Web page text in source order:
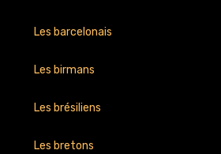
Les barcelonais
Les birmans
Les brésiliens
Les bretons